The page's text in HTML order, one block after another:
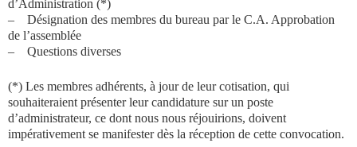
d’Administration (*)
– Désignation des membres du bureau par le C.A. Approbation
de l’assemblée
– Questions diverses
(*) Les membres adhérents, à jour de leur cotisation, qui
souhaiteraient présenter leur candidature sur un poste
d’administrateur, ce dont nous nous réjouirions, doivent
impérativement se manifester dès la réception de cette convocation.